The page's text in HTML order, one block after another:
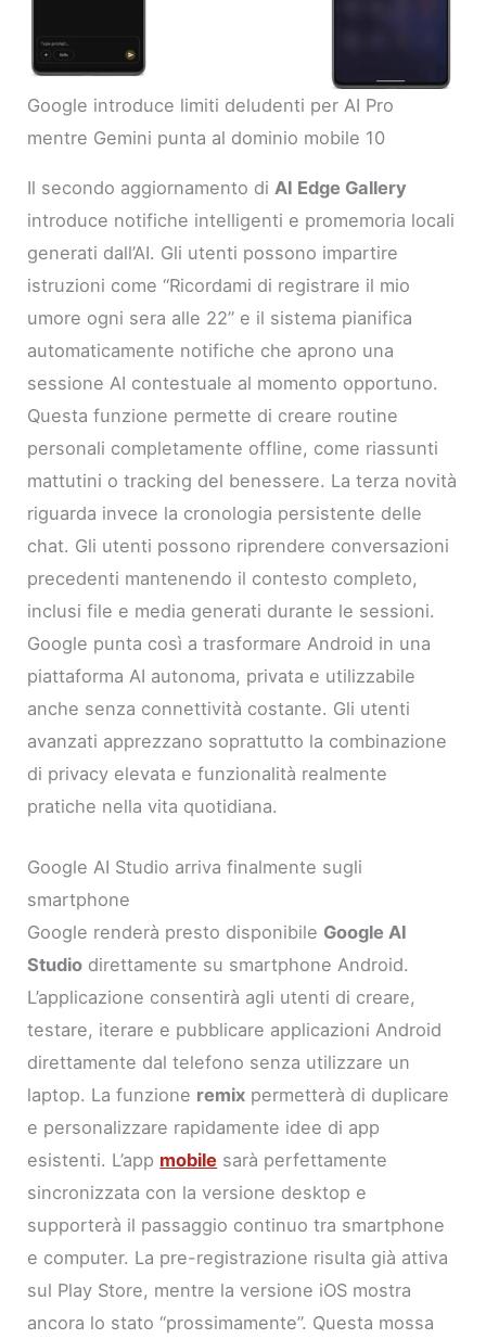
Google introduce limiti deludenti per AI Pro
mentre Gemini punta al dominio mobile 10
Il secondo aggiornamento di AI Edge Gallery
introduce notifiche intelligenti e promemoria locali
generati dall’AI. Gli utenti possono impartire
istruzioni come “Ricordami di registrare il mio
umore ogni sera alle 22” e il sistema pianifica
automaticamente notifiche che aprono una
sessione AI contestuale al momento opportuno.
Questa funzione permette di creare routine
personali completamente offline, come riassunti
mattutini o tracking del benessere. La terza novità
riguarda invece la cronologia persistente delle
chat. Gli utenti possono riprendere conversazioni
precedenti mantenendo il contesto completo,
inclusi file e media generati durante le sessioni.
Google punta così a trasformare Android in una
piattaforma AI autonoma, privata e utilizzabile
anche senza connettività costante. Gli utenti
avanzati apprezzano soprattutto la combinazione
di privacy elevata e funzionalità realmente
pratiche nella vita quotidiana.
Google AI Studio arriva finalmente sugli
smartphone
Google renderà presto disponibile Google AI
Studio direttamente su smartphone Android.
L’applicazione consentirà agli utenti di creare,
testare, iterare e pubblicare applicazioni Android
direttamente dal telefono senza utilizzare un
laptop. La funzione remix permetterà di duplicare
e personalizzare rapidamente idee di app
esistenti. L’app mobile sarà perfettamente
sincronizzata con la versione desktop e
supporterà il passaggio continuo tra smartphone
e computer. La pre-registrazione risulta già attiva
sul Play Store, mentre la versione iOS mostra
ancora lo stato “prossimamente”. Questa mossa